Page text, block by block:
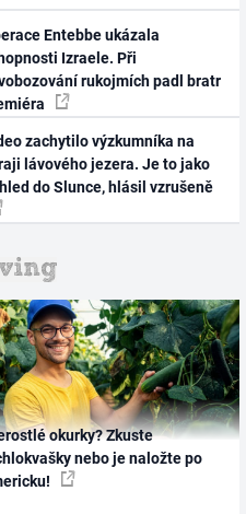
Entebbe ukázala
Izraele. Při
rukojmích padl bratr
zachytilo výzkumníka na
lávového jezera. Je to jako
do Slunce, hlásil vzrušeně
okurky? Zkuste
nebo je naložte po